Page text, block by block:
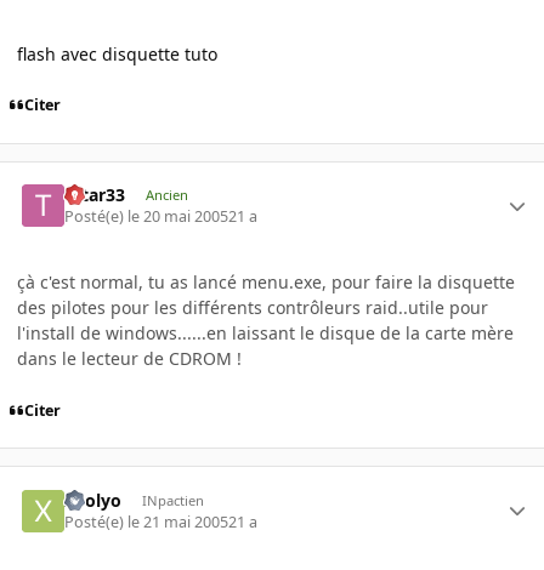
flash avec disquette tuto
Citer
tatar33 Ancien
Posté(e) le 20 mai 200521 a
çà c'est normal, tu as lancé menu.exe, pour faire la disquette
des pilotes pour les différents contrôleurs raid..utile pour
l'install de windows......en laissant le disque de la carte mère
dans le lecteur de CDROM !
Citer
xoolyo INpactien
Posté(e) le 21 mai 200521 a